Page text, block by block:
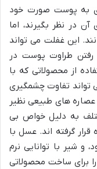
به پوست صورت خود
آن در نظر بگیرند، اما
این غفلت می تواند
طراوت پوست در
از محصولاتی که با
تواند تفاوت چشمگیری
های طبیعی نظیر
به دلیل خواص بی
گرفته اند. عسل با
و شیر با توانایی نرم
را برای ساخت محصولاتی